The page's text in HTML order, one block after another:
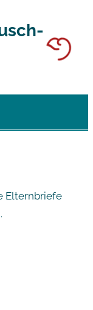
Elternbriefe